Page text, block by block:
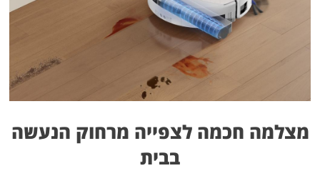
מצלמה חכמה לצפייה מרחוק הנעשה
בבית